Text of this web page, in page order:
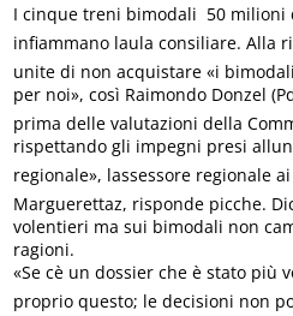
I cinque treni bimodali  50 milioni
infiammano laula consiliare. Alla
unite di non acquistare «i
per noi», così Raimondo Donzel
prima delle valutazioni della
rispettando gli impegni presi
regionale», lassessore regionale
Marguerettaz, risponde picche.
volentieri ma sui bimodali non
ragioni.
«Se cè un dossier che è stato
proprio questo; le decisioni non